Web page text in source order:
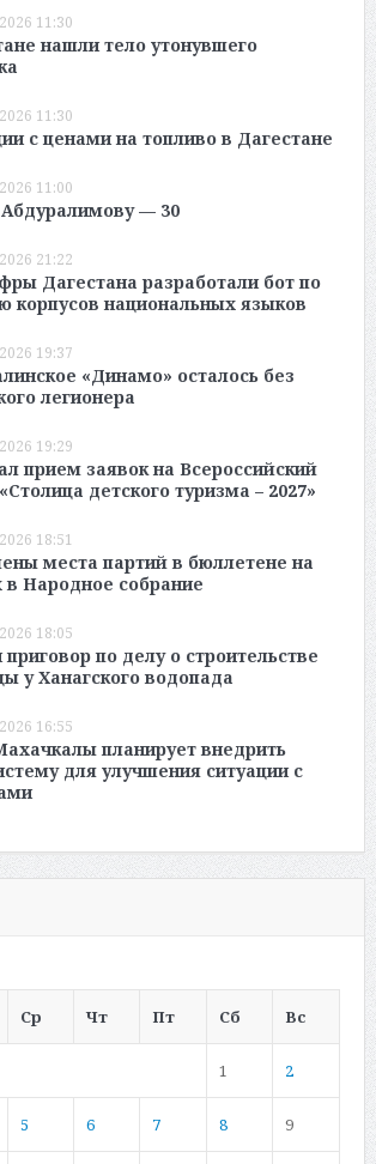
11:30
нашли тело утонувшего
11:30
с ценами на топливо в Дагестане
11:00
Абдуралимову — 30
21:22
Дагестана разработали бот по
корпусов национальных языков
19:37
«Динамо» осталось без
легионера
19:29
прием заявок на Всероссийский
детского туризма – 2027»
18:51
места партий в бюллетене на
Народное собрание
18:05
по делу о строительстве
у Ханагского водопада
16:55
планирует внедрить
для улучшения ситуации с
Ср Чт Пт Сб Вс
1 2
5 6 7 8 9